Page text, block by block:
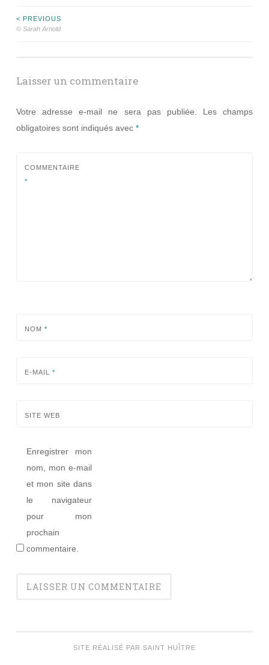
Navigation
articles
< PREVIOUS
© Sarah Arnold
Laisser un commentaire
Votre adresse e-mail ne sera pas publiée.
Les champs
obligatoires sont indiqués avec *
COMMENTAIRE
*
NOM *
E-MAIL *
SITE WEB
Enregistrer mon
nom, mon e-mail
et mon site dans
le navigateur
pour mon
prochain
commentaire.
SITE RÉALISÉ PAR SAINT HUÎTRE